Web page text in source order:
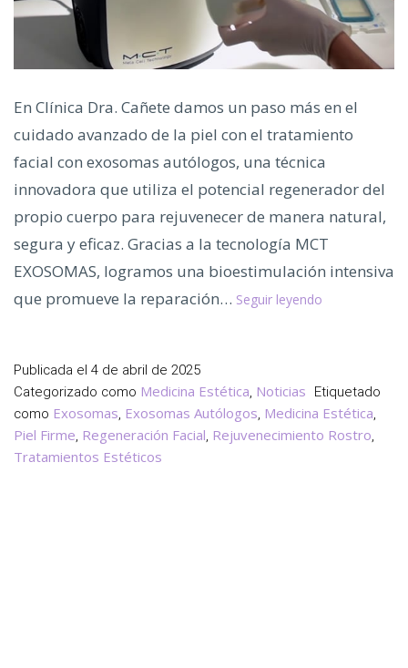
En Clínica Dra. Cañete damos un paso más en el
cuidado avanzado de la piel con el tratamiento
facial con exosomas autólogos, una técnica
innovadora que utiliza el potencial regenerador del
propio cuerpo para rejuvenecer de manera natural,
segura y eficaz. Gracias a la tecnología MCT
EXOSOMAS, logramos una bioestimulación intensiva
que promueve la reparación… Seguir leyendo
para
la
Regeneración
Publicada el 4 de abril de 2025
Categorizado como Medicina Estética, Noticias Etiquetado
como Exosomas, Exosomas Autólogos, Medicina Estética,
Piel Firme, Regeneración Facial, Rejuvenecimiento Rostro,
Tratamientos Estéticos